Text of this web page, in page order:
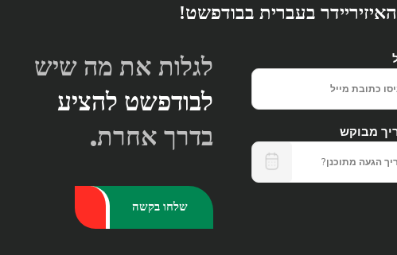
בעברית בבודפשט!
מבוקש
לגלות את מה שיש
לבודפשט להציע
בדרך אחרת.